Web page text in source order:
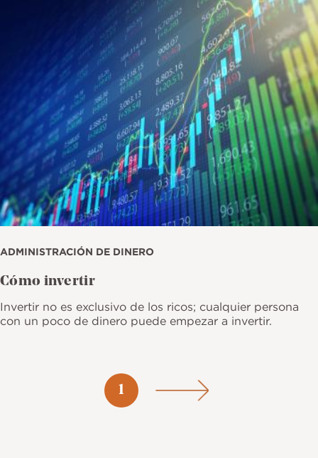
ADMINISTRACIÓN DE DINERO
Cómo invertir
Invertir no es exclusivo de los ricos; cualquier persona
con un poco de dinero puede empezar a invertir.
Página
1